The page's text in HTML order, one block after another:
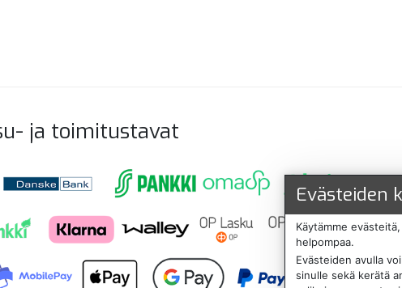
ja toimitustavat
Evästeiden
Käytämme
helpompaa.
Evästeiden avulla
sinulle sekä kerätä